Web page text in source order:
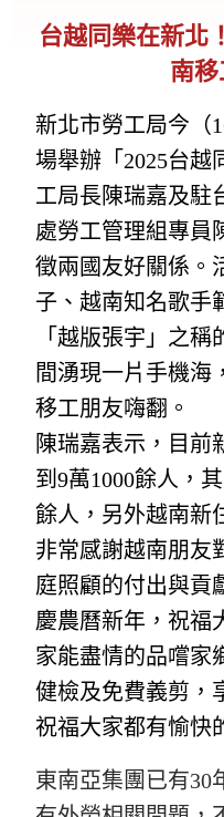
台越同樂在新北
南
新北市勞工局今（
場舉辦「2025台越
工局長陳瑞嘉及駐
處勞工管理組專員
徵兩國友好關係。
子、越南知名歌手
「越版張宇」之
間湧現一片手機海
移工朋友嗨翻。
陳瑞嘉表示，目前
到9萬1000餘人，
餘人，另外越南新
非常感謝越南朋友
庭照顧的付出與貢
慶農曆新年，祝福
家能盡情的品嚐家
健檢及免費義剪，
祝福大家都有愉快
東南亞集團已有30